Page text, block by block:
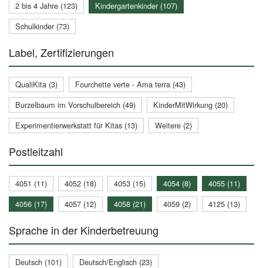
2 bis 4 Jahre (123)
Kindergartenkinder (107)
Schulkinder (73)
Label, Zertifizierungen
QualiKita (3)
Fourchette verte - Ama terra (43)
Burzelbaum im Vorschulbereich (49)
KinderMitWirkung (20)
Experimentierwerkstatt für Kitas (13)
Weitere (2)
Postleitzahl
4051 (11) 4052 (18) 4053 (15) 4054 (8)
4055 (11)
4056 (17)
4057 (12) 4058 (21) 4059 (2) 4125 (13)
Sprache in der Kinderbetreuung
Deutsch (101)
Deutsch/Englisch (23)